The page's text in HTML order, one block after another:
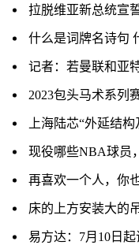
拉脱维亚新总统宣
什么是词牌名诗句
床的上方安装大的